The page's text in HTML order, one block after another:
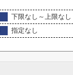
下限なし～上限なし
指定なし